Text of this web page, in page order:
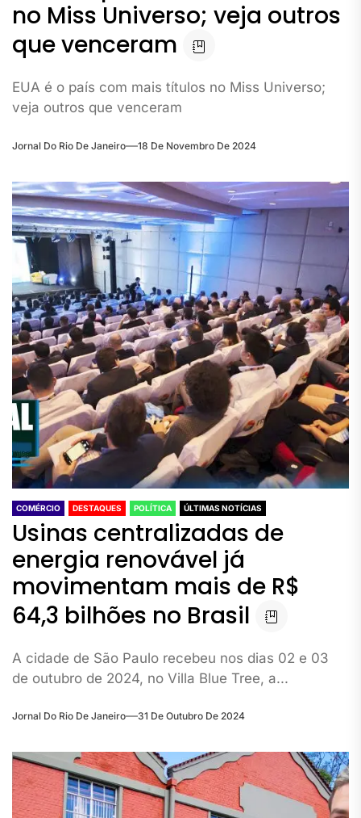
no Miss Universo; veja outros
que venceram
EUA é o país com mais títulos no Miss Universo;
veja outros que venceram
Jornal Do Rio De Janeiro 18 De Novembro De 2024
COMÉRCIO DESTAQUES POLÍTICA ÚLTIMAS NOTÍCIAS
Usinas centralizadas de
energia renovável já
movimentam mais de R$
64,3 bilhões no Brasil
A cidade de São Paulo recebeu nos dias 02 e 03
de outubro de 2024, no Villa Blue Tree, a...
Jornal Do Rio De Janeiro 31 De Outubro De 2024